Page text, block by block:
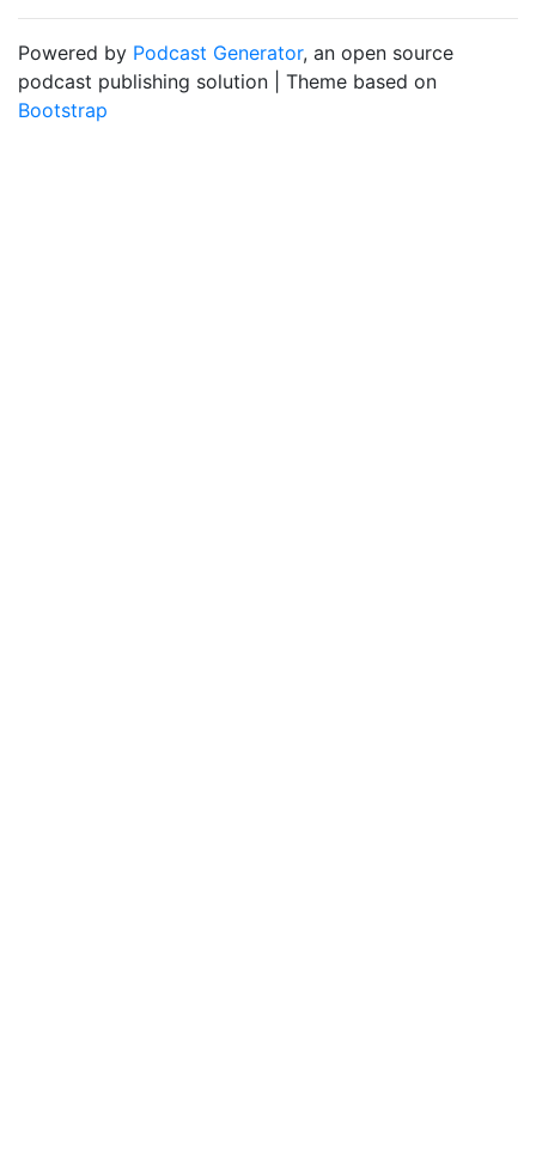
Powered by Podcast Generator, an open source
podcast publishing solution | Theme based on
Bootstrap